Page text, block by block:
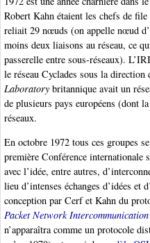
Robert Kahn étaient les chefs de
reliait 29 nœuds (on appelle nœud
moins deux liaisons au réseau, ce
passerelle entre sous-réseaux).
le réseau Cyclades sous la
Laboratory britannique avait un
de plusieurs pays européens (dont
réseaux.
En octobre 1972 tous ces groupes
première Conférence internationale
avec l’idée, entre autres,
lieu d’intenses échanges d’idées et
conception par Cerf et Kahn du
Packet Network Intercommunication
n’apparaîtra comme un protocole